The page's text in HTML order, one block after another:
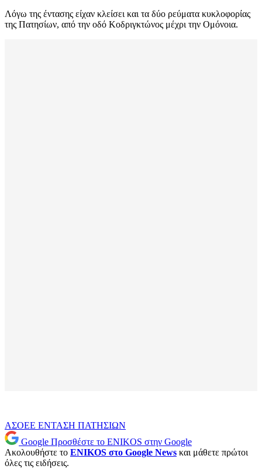
Λόγω της έντασης είχαν κλείσει και τα δύο ρεύματα κυκλοφορίας
της Πατησίων, από την οδό Κοδριγκτώνος μέχρι την Ομόνοια.
ΑΣΟΕΕ ΕΝΤΑΣΗ ΠΑΤΗΣΙΩΝ
Google Προσθέστε το ENIKOS στην Google
Ακολουθήστε το ENIKOS στο Google News και μάθετε πρώτοι
όλες τις ειδήσεις.